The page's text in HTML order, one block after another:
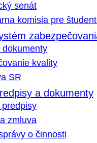
senát
komisia pre
dokumenty
kvality
SR
a dokumenty
zmluva
o činnosti